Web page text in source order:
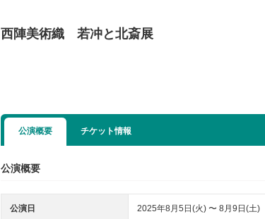
西陣美術織 若冲と北斎展
公演概要 チケット情報
公演概要
公演日 2025年8月5日(火) 〜 8月9日(土)